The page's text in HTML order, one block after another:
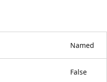
Named
False